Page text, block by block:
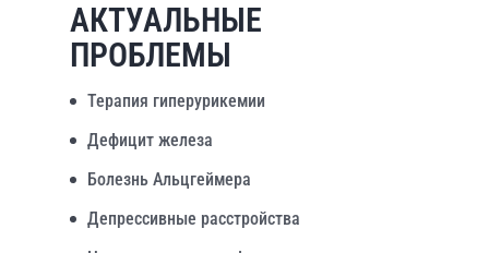
АКТУАЛЬНЫЕ
ПРОБЛЕМЫ
Терапия гиперурикемии
Дефицит железа
Болезнь Альцгеймера
Депрессивные расстройства